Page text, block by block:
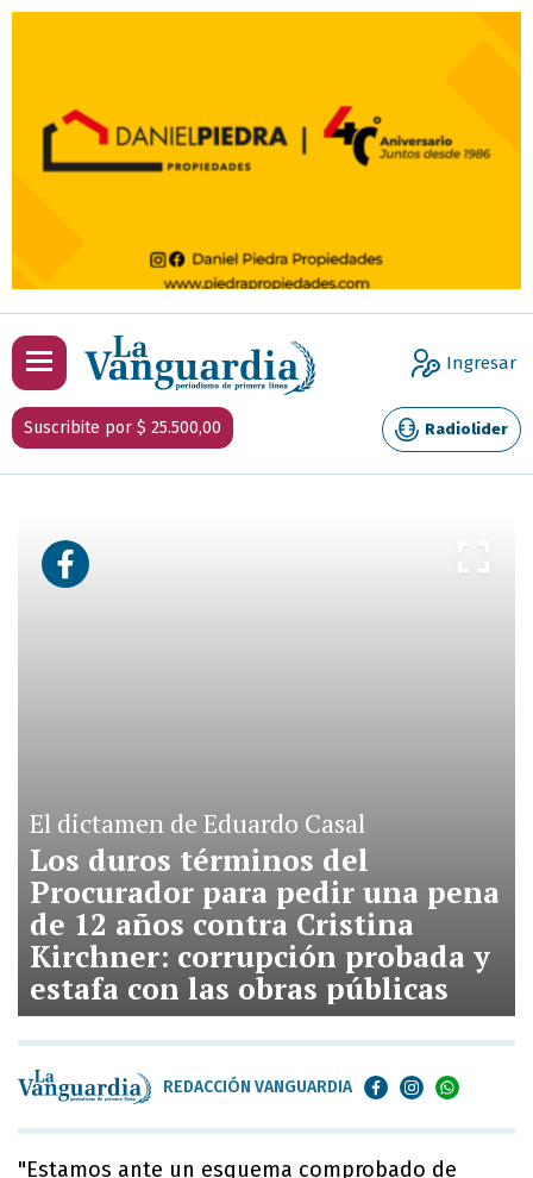
Ingresar
Suscribite por $ 25.500,00 Radiolider
El dictamen de Eduardo Casal
Los duros términos del
Procurador para pedir una pena
de 12 años contra Cristina
Kirchner: corrupción probada y
estafa con las obras públicas
REDACCIÓN VANGUARDIA
"Estamos ante un esquema comprobado de